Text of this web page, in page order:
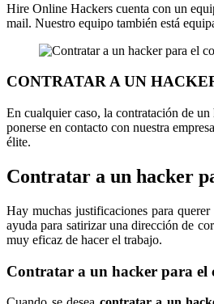
Hire Online Hackers cuenta con un
mail. Nuestro equipo también está
CONTRATAR A UN
En cualquier caso, la contratación de
ponerse en contacto con nuestra
élite.
Contratar a un hacker
Hay muchas justificaciones para querer
ayuda para satirizar una dirección de
muy eficaz de hacer el trabajo.
Contratar a un hacker para el